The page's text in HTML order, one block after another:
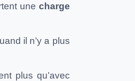
une charge
il n’y a plus
plus qu’avec